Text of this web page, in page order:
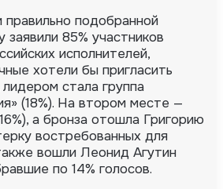
подобранной
заявили 85% участников
исполнителей,
хотели бы пригласить
стала группа
(18%). На втором месте —
а бронза отошла Григорию
востребованных для
вошли Леонид Агутин
по 14% голосов.